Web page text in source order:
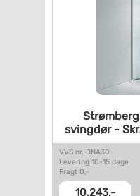
svingdør -
VVS nr. DNA30
Levering 10-15 dage
Fragt 0,-
10.243,-